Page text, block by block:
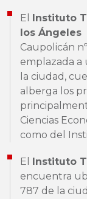
El Instituto
los Ángeles
Caupolicán
emplazada a
la ciudad,
alberga los
Ciencias
como del
El Instituto
encuentra
787 de la